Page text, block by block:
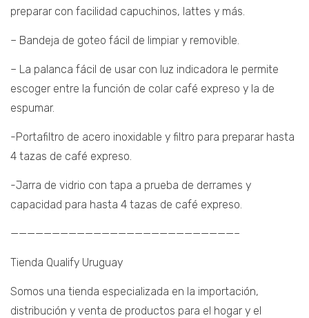
preparar con facilidad capuchinos, lattes y más.
– Bandeja de goteo fácil de limpiar y removible.
– La palanca fácil de usar con luz indicadora le permite
escoger entre la función de colar café expreso y la de
espumar.
-Portafiltro de acero inoxidable y filtro para preparar hasta
4 tazas de café expreso.
-Jarra de vidrio con tapa a prueba de derrames y
capacidad para hasta 4 tazas de café expreso.
———————————————————————————–
Tienda Qualify Uruguay
Somos una tienda especializada en la importación,
distribución y venta de productos para el hogar y el